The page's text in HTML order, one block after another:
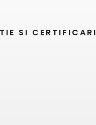
SI CERTIFICARI